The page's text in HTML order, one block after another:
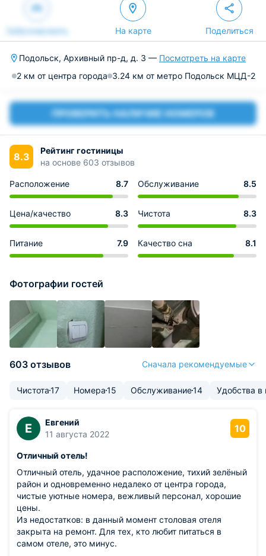
Забронировать На карте Поделиться
Подольск, Архивный пр-д, д. 3 — Посмотреть на карте
2 км от центра города 3.24 км от метро Подольск МЦД-2
ПРОВЕРИТЬ НАЛИЧИЕ НОМЕРОВ
8.3
Рейтинг гостиницы
на основе 603 отзывов
Расположение 8.7 Обслуживание 8.5
Цена/качество 8.3 Чистота 8.3
Питание 7.9 Качество сна 8.1
Фотографии гостей
603 отзывов Сначала рекомендуемые
Чистота17 Номера15 Обслуживание14 Удобства в
Е
Евгений
11 августа 2022
10
Отличный отель!
Отличный отель, удачное расположение, тихий зелёный
район и одновременно недалеко от центра города,
чистые уютные номера, вежливый персонал, хорошие
цены.
Из недостатков: в данный момент столовая отеля
закрыта на ремонт. Для тех, кто любит питаться в
самом отеле, это минус.